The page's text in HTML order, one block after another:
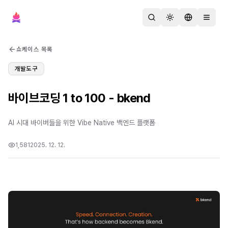
검색 테마 변경언어 변경메뉴 열
쇼케이스 목록
개발도구
바이브코딩 1 to 100 - bkend
AI 시대 바이버들을 위한 Vibe Native 백엔드 플랫폼
1,581 2025. 12. 12.